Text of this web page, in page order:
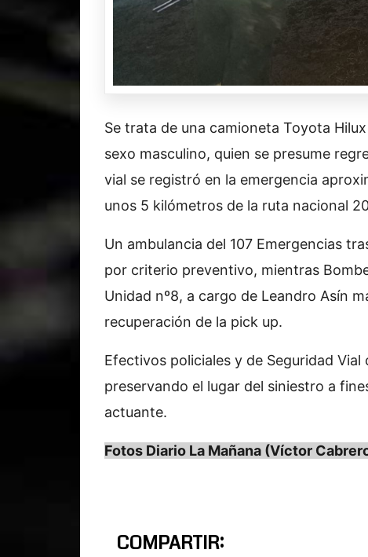
Se trata de una camioneta Toyota
sexo masculino, quien se presume
vial se registró en la emergencia
unos 5 kilómetros de la ruta nacional
Un ambulancia del 107 Emergencias
por criterio preventivo, mientras
Unidad nº8, a cargo de Leandro Asín
recuperación de la pick up.
Efectivos policiales y de Seguridad
preservando el lugar del siniestro a
actuante.
Fotos Diario La Mañana (Víctor
COMPARTIR: